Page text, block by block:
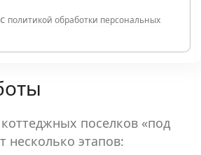
политикой обработки персональных
поселков «под
несколько этапов: